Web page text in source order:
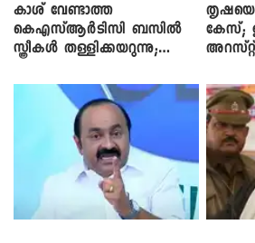
കാശ് വേണ്ടാത്ത
കെഎസ്ആർടിസി ബസിൽ
സ്ത്രീകൾ തള്ളിക്കയറുന്നു;
തൃഷയെ
കേസ്;